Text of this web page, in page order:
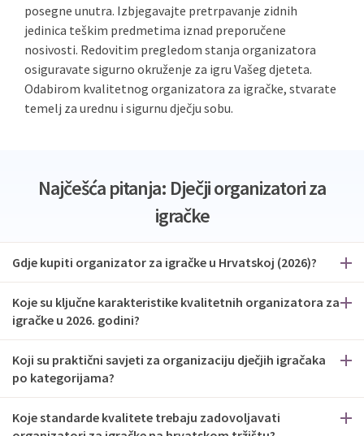
posegne unutra. Izbjegavajte pretrpavanje zidnih
jedinica teškim predmetima iznad preporučene
nosivosti. Redovitim pregledom stanja organizatora
osiguravate sigurno okruženje za igru Vašeg djeteta.
Odabirom kvalitetnog organizatora za igračke, stvarate
temelj za urednu i sigurnu dječju sobu.
Najčešća pitanja: Dječji organizatori za
igračke
Gdje kupiti organizator za igračke u Hrvatskoj (2026)?
Koje su ključne karakteristike kvalitetnih organizatora za
igračke u 2026. godini?
Koji su praktični savjeti za organizaciju dječjih igračaka
po kategorijama?
Koje standarde kvalitete trebaju zadovoljavati